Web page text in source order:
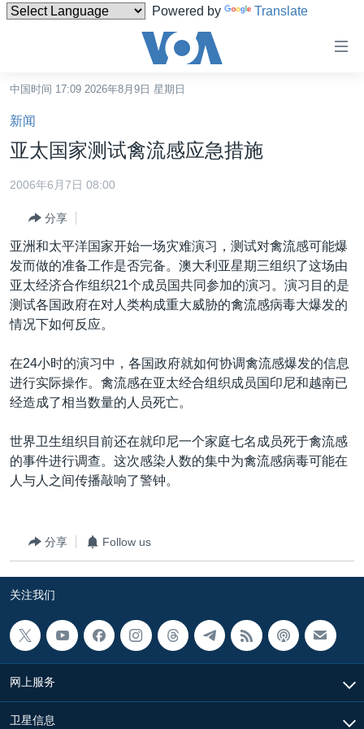
Powered by Translate
碍
链
接
跳
转
容
转
到
导
航
转
到
索
港澳
国际
最新国际新闻
印太
欧洲
非洲
全球议题
分类新闻
经济·金融·贸易
科教·文娱·体健
军事
环境
美中关系
白宫要闻
国会报道
美国建国250周年
埃博拉疫情
重要讲话与声明
台海两岸关系
南中国海争端
关注西藏
关注新疆
VOA视频
VOA今日焦点
关注我们
中国时间 17:09 2026年8月9日 星期日
新闻
亚太国家测试禽流感应急措施
2006年6月7日 08:00
分享
亚洲和太平洋国家开始一场灾难演习，测试对禽流感可能爆
发而做的准备工作是否完备。澳大利亚星期三组织了这场由
亚太经济合作组织21个成员国共同参加的演习。演习目的是
测试各国政府在对人类构成重大威胁的禽流感病毒大爆发的
情况下如何反应。
在24小时的演习中，各国政府就如何协调禽流感爆发的信息
进行实际操作。禽流感在亚太经合组织成员国印尼和越南已
经造成了相当数量的人员死亡。
世界卫生组织目前还在就印尼一个家庭七名成员死于禽流感
的事件进行调查。这次感染人数的集中为禽流感病毒可能在
人与人之间传播敲响了警钟。
分享 Follow us
关注我们
网上服务
卫星信息